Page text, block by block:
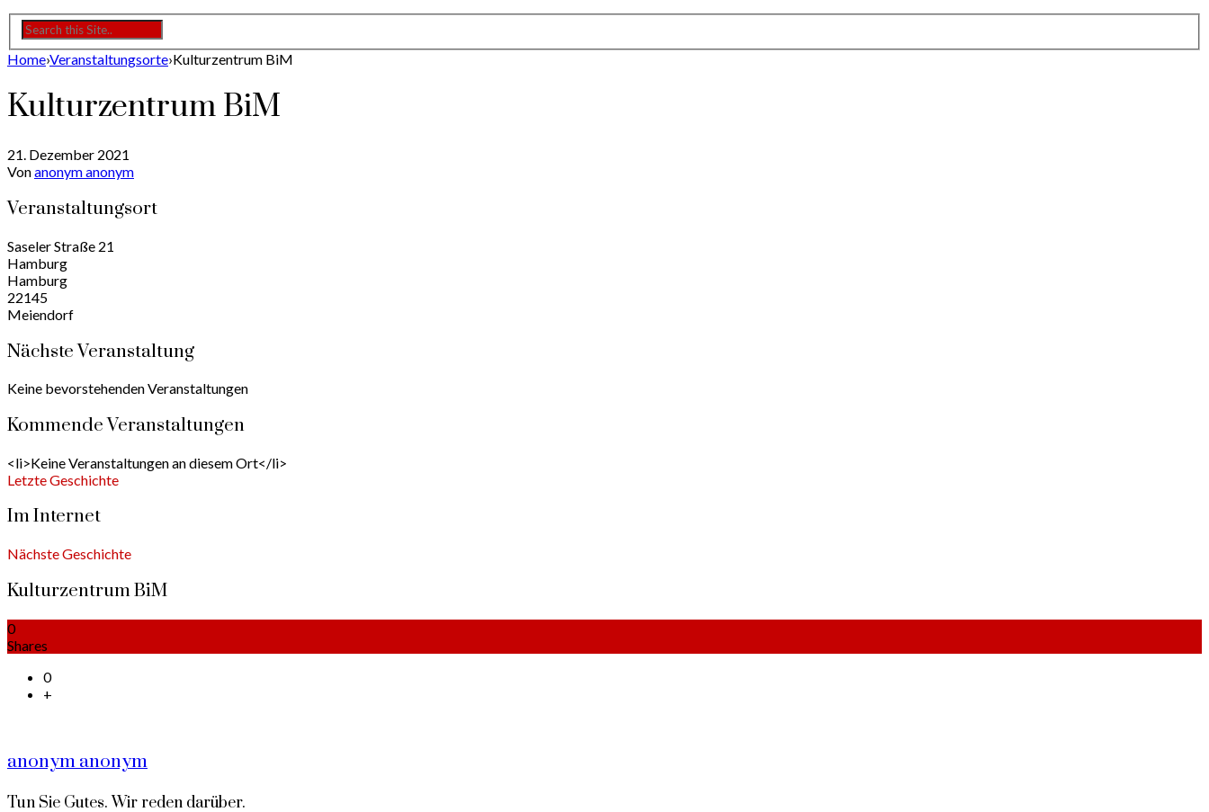
Home›Veranstaltungsorte›Kulturzentrum BiM
Kulturzentrum BiM
21. Dezember 2021
Vonanonym anonym
Veranstaltungsort
Saseler Straße 21
Hamburg
Hamburg
22145
Meiendorf
Nächste Veranstaltung
Keine bevorstehenden Veranstaltungen
Kommende Veranstaltungen
<li>Keine Veranstaltungen an diesem Ort</li>
Letzte Geschichte
Im Internet
Nächste Geschichte
Kulturzentrum BiM
0
Shares
0
+
anonym anonym
Tun Sie Gutes. Wir reden darüber.